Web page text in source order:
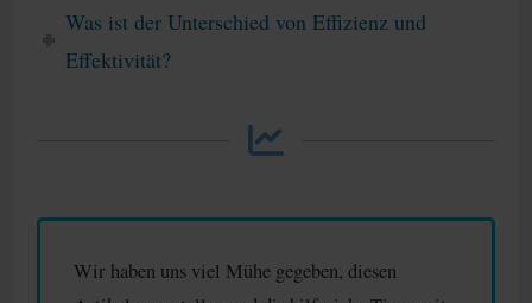
Was ist der Unterschied von Effizienz und
Effektivität?
Wir haben uns viel Mühe gegeben, diesen